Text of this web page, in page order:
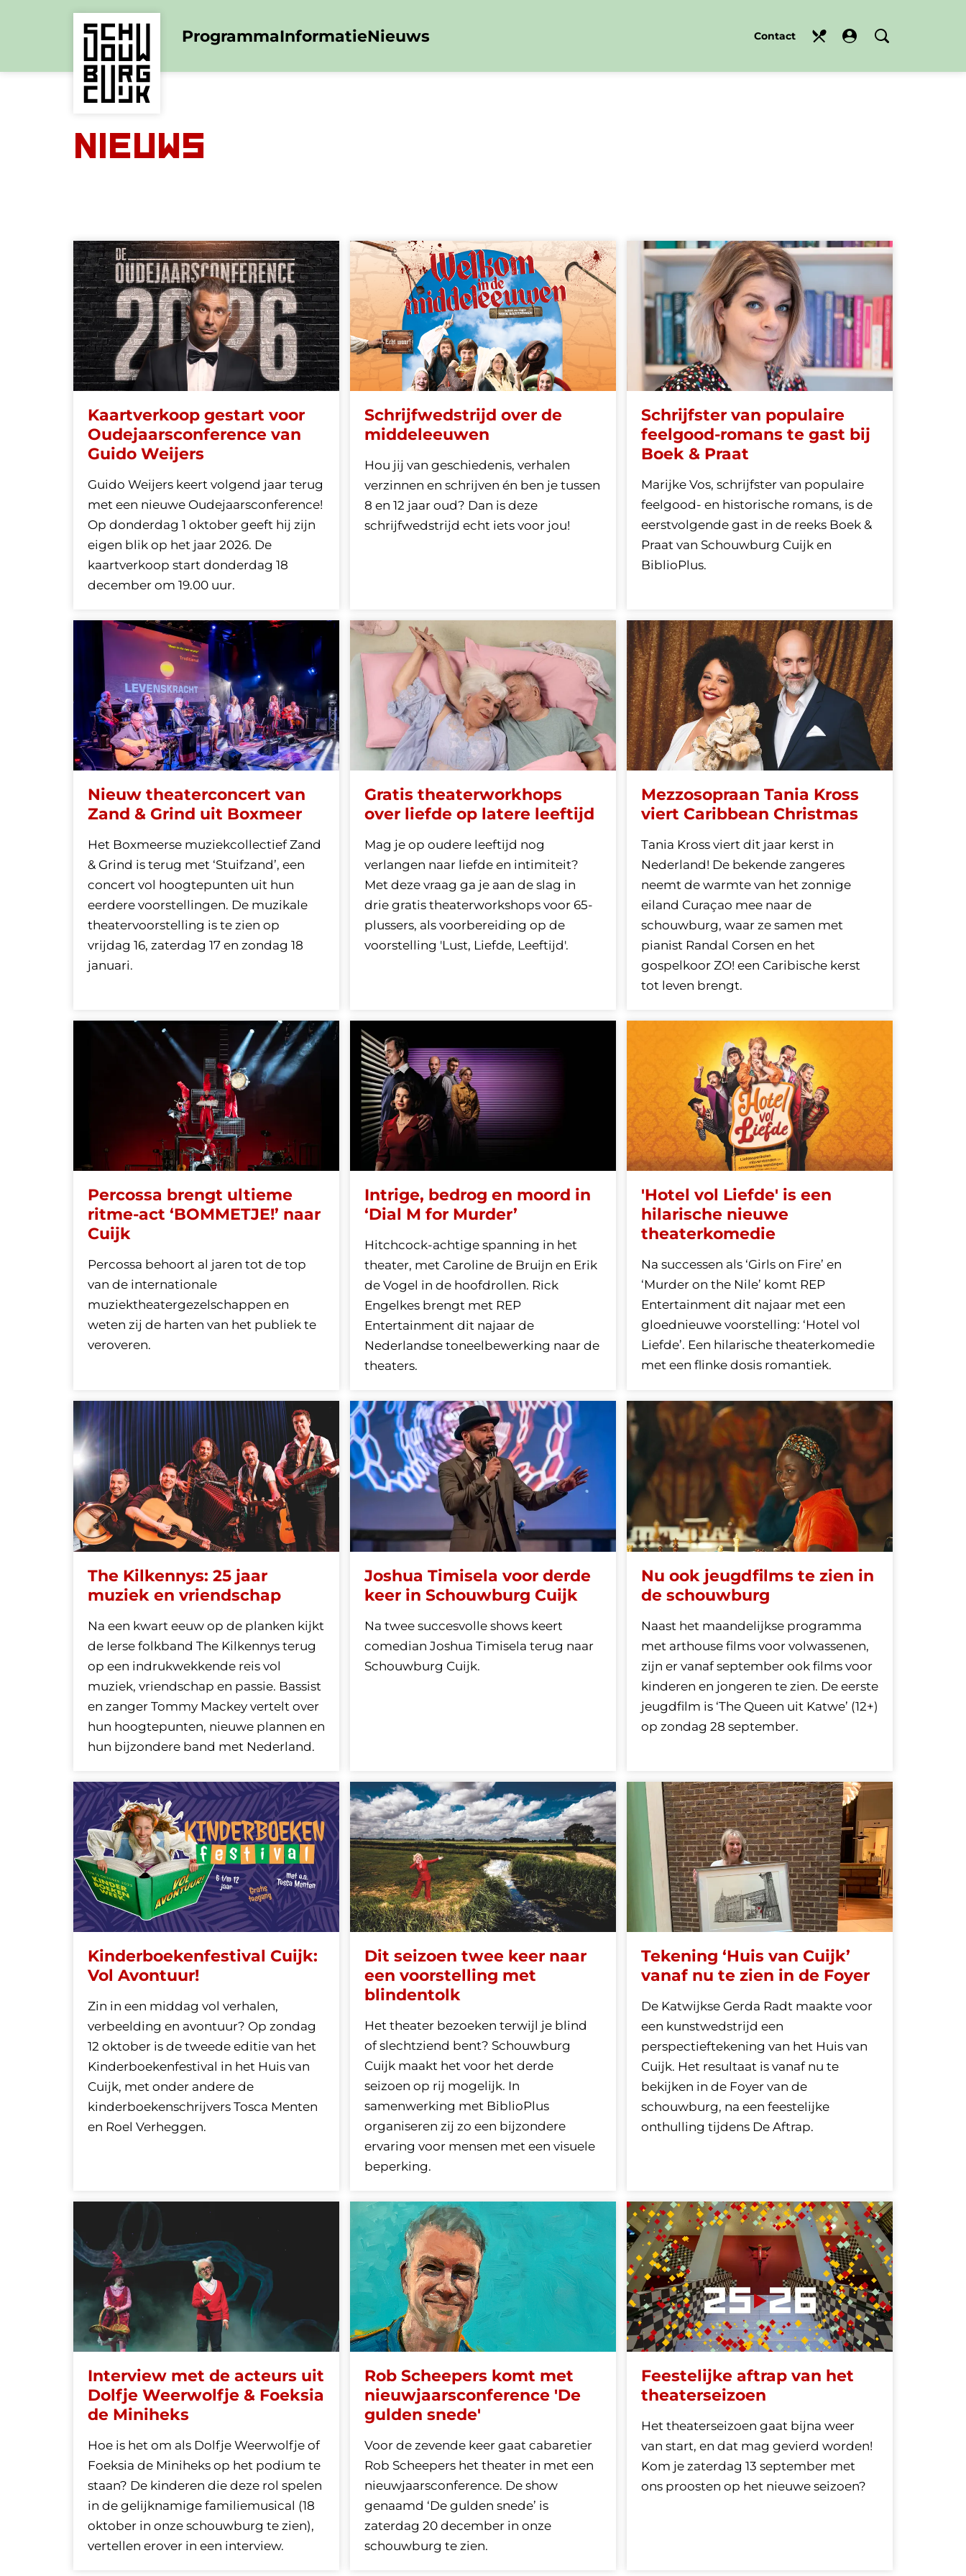
ProgrammaInformatieNieuws Contact
Nieuws
Kaartverkoop gestart voor
Oudejaarsconference van
Guido Weijers
Guido Weijers keert volgend jaar terug
met een nieuwe Oudejaarsconference!
Op donderdag 1 oktober geeft hij zijn
eigen blik op het jaar 2026. De
kaartverkoop start donderdag 18
december om 19.00 uur.
Schrijfwedstrijd over de
middeleeuwen
Hou jij van geschiedenis, verhalen
verzinnen en schrijven én ben je tussen
8 en 12 jaar oud? Dan is deze
schrijfwedstrijd echt iets voor jou!
Schrijfster van populaire
feelgood-romans te gast bij
Boek & Praat
Marijke Vos, schrijfster van populaire
feelgood- en historische romans, is de
eerstvolgende gast in de reeks Boek &
Praat van Schouwburg Cuijk en
BiblioPlus.
Nieuw theaterconcert van
Zand & Grind uit Boxmeer
Het Boxmeerse muziekcollectief Zand
& Grind is terug met ‘Stuifzand’, een
concert vol hoogtepunten uit hun
eerdere voorstellingen. De muzikale
theatervoorstelling is te zien op
vrijdag 16, zaterdag 17 en zondag 18
januari.
Gratis theaterworkhops
over liefde op latere leeftijd
Mag je op oudere leeftijd nog
verlangen naar liefde en intimiteit?
Met deze vraag ga je aan de slag in
drie gratis theaterworkshops voor 65-
plussers, als voorbereiding op de
voorstelling 'Lust, Liefde, Leeftijd'.
Mezzosopraan Tania Kross
viert Caribbean Christmas
Tania Kross viert dit jaar kerst in
Nederland! De bekende zangeres
neemt de warmte van het zonnige
eiland Curaçao mee naar de
schouwburg, waar ze samen met
pianist Randal Corsen en het
gospelkoor ZO! een Caribische kerst
tot leven brengt.
Percossa brengt ultieme
ritme-act ‘BOMMETJE!’ naar
Cuijk
Percossa behoort al jaren tot de top
van de internationale
muziektheatergezelschappen en
weten zij de harten van het publiek te
veroveren.
Intrige, bedrog en moord in
‘Dial M for Murder’
Hitchcock-achtige spanning in het
theater, met Caroline de Bruijn en Erik
de Vogel in de hoofdrollen. Rick
Engelkes brengt met REP
Entertainment dit najaar de
Nederlandse toneelbewerking naar de
theaters.
'Hotel vol Liefde' is een
hilarische nieuwe
theaterkomedie
Na successen als ‘Girls on Fire’ en
‘Murder on the Nile’ komt REP
Entertainment dit najaar met een
gloednieuwe voorstelling: ‘Hotel vol
Liefde’. Een hilarische theaterkomedie
met een flinke dosis romantiek.
The Kilkennys: 25 jaar
muziek en vriendschap
Na een kwart eeuw op de planken kijkt
de Ierse folkband The Kilkennys terug
op een indrukwekkende reis vol
muziek, vriendschap en passie. Bassist
en zanger Tommy Mackey vertelt over
hun hoogtepunten, nieuwe plannen en
hun bijzondere band met Nederland.
Joshua Timisela voor derde
keer in Schouwburg Cuijk
Na twee succesvolle shows keert
comedian Joshua Timisela terug naar
Schouwburg Cuijk.
Nu ook jeugdfilms te zien in
de schouwburg
Naast het maandelijkse programma
met arthouse films voor volwassenen,
zijn er vanaf september ook films voor
kinderen en jongeren te zien. De eerste
jeugdfilm is ‘The Queen uit Katwe’ (12+)
op zondag 28 september.
Kinderboekenfestival Cuijk:
Vol Avontuur!
Zin in een middag vol verhalen,
verbeelding en avontuur? Op zondag
12 oktober is de tweede editie van het
Kinderboekenfestival in het Huis van
Cuijk, met onder andere de
kinderboekenschrijvers Tosca Menten
en Roel Verheggen.
Dit seizoen twee keer naar
een voorstelling met
blindentolk
Het theater bezoeken terwijl je blind
of slechtziend bent? Schouwburg
Cuijk maakt het voor het derde
seizoen op rij mogelijk. In
samenwerking met BiblioPlus
organiseren zij zo een bijzondere
ervaring voor mensen met een visuele
beperking.
Tekening ‘Huis van Cuijk’
vanaf nu te zien in de Foyer
De Katwijkse Gerda Radt maakte voor
een kunstwedstrijd een
perspectieftekening van het Huis van
Cuijk. Het resultaat is vanaf nu te
bekijken in de Foyer van de
schouwburg, na een feestelijke
onthulling tijdens De Aftrap.
Interview met de acteurs uit
Dolfje Weerwolfje & Foeksia
de Miniheks
Hoe is het om als Dolfje Weerwolfje of
Foeksia de Miniheks op het podium te
staan? De kinderen die deze rol spelen
in de gelijknamige familiemusical (18
oktober in onze schouwburg te zien),
vertellen erover in een interview.
Rob Scheepers komt met
nieuwjaarsconference 'De
gulden snede'
Voor de zevende keer gaat cabaretier
Rob Scheepers het theater in met een
nieuwjaarsconference. De show
genaamd ‘De gulden snede’ is
zaterdag 20 december in onze
schouwburg te zien.
Feestelijke aftrap van het
theaterseizoen
Het theaterseizoen gaat bijna weer
van start, en dat mag gevierd worden!
Kom je zaterdag 13 september met
ons proosten op het nieuwe seizoen?